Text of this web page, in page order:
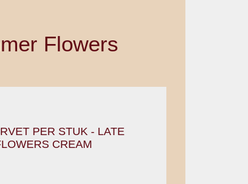
Flowers
PER STUK - LATE
CREAM